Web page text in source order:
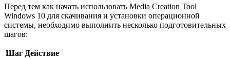
Перед тем как начать использовать Media Creation Tool
Windows 10 для скачивания и установки операционной
системы, необходимо выполнить несколько подготовительных
шагов:
Шаг Действие